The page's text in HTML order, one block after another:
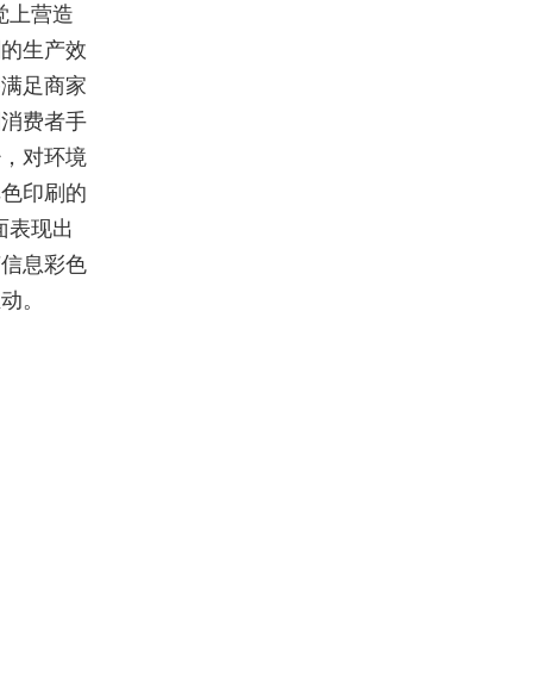
上营造
生产效
足商家
费者手
对环境
印刷的
表现出
息彩色
。